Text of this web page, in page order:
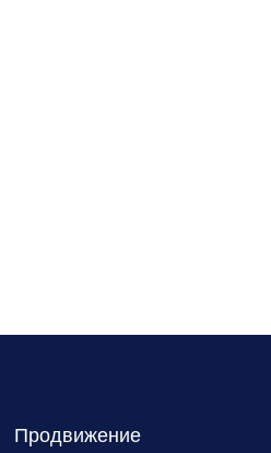
Продвижение